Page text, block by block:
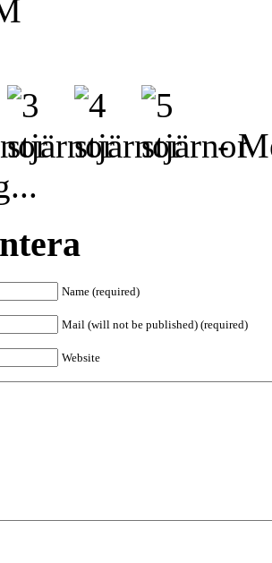
-
Name (required)
Mail (will not be published) (required)
Website